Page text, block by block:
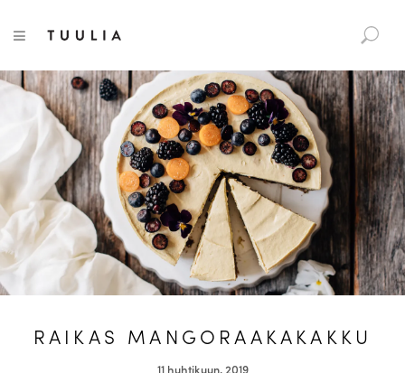
a
r
c
TOGGLE NAVIGATION
RAIKAS MANGORAAKAKAKKU
11 huhtikuun, 2019